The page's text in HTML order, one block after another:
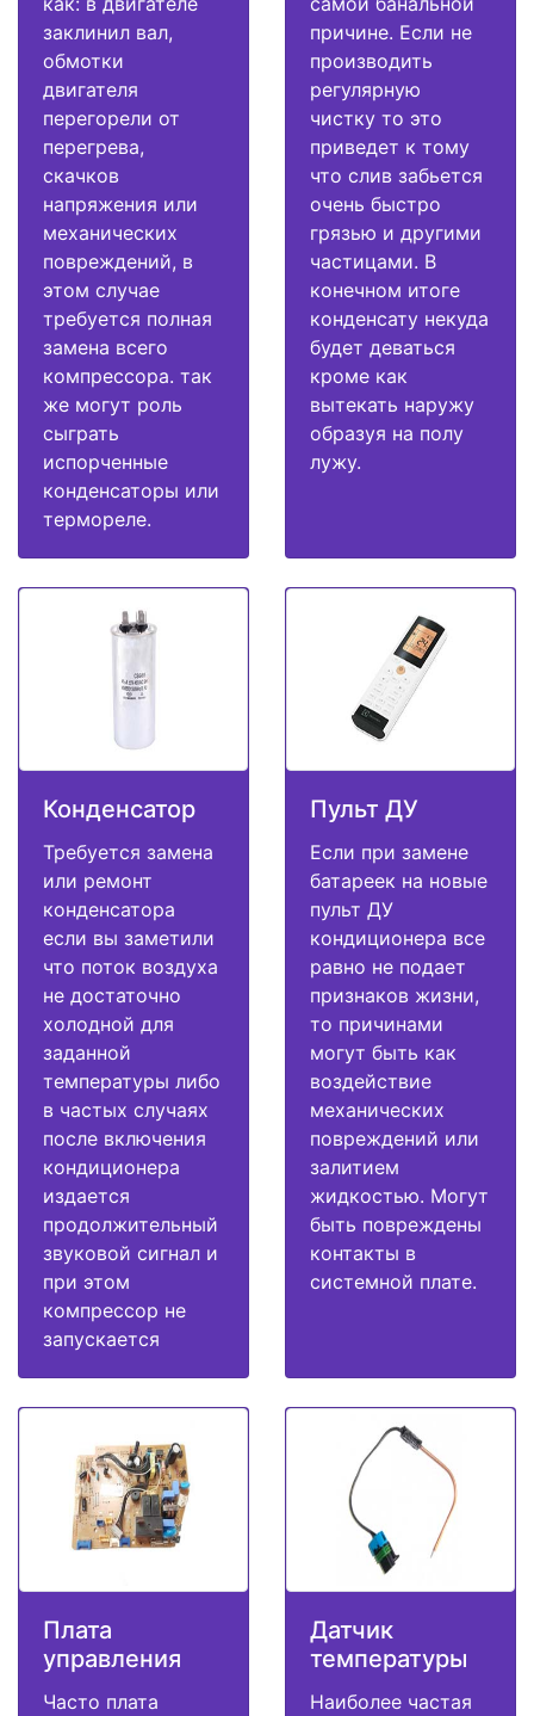
заклинил вал,
обмотки
двигателя
перегорели от
перегрева,
скачков
напряжения или
механических
повреждений, в
этом случае
требуется полная
замена всего
компрессора. так
же могут роль
сыграть
испорченные
конденсаторы или
термореле.
причине. Если не
производить
регулярную
чистку то это
приведет к тому
что слив забьется
очень быстро
грязью и другими
частицами. В
конечном итоге
конденсату некуда
будет деваться
кроме как
вытекать наружу
образуя на полу
лужу.
Конденсатор
Требуется замена
или ремонт
конденсатора
если вы заметили
что поток воздуха
не достаточно
холодной для
заданной
температуры либо
в частых случаях
после включения
кондиционера
издается
продолжительный
звуковой сигнал и
при этом
компрессор не
запускается
Пульт ДУ
Если при замене
батареек на новые
пульт ДУ
кондиционера все
равно не подает
признаков жизни,
то причинами
могут быть как
воздействие
механических
повреждений или
залитием
жидкостью. Могут
быть повреждены
контакты в
системной плате.
Плата
управления
Часто плата
Датчик
температуры
Наиболее частая